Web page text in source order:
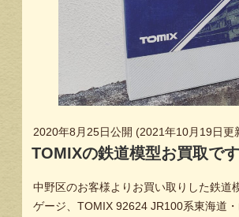
2020年8月25日公開 (2021年10月19日更
TOMIXの鉄道模型お買取です
中野区のお客様よりお買い取りした鉄道
ゲージ、TOMIX 92624 JR100系東海道